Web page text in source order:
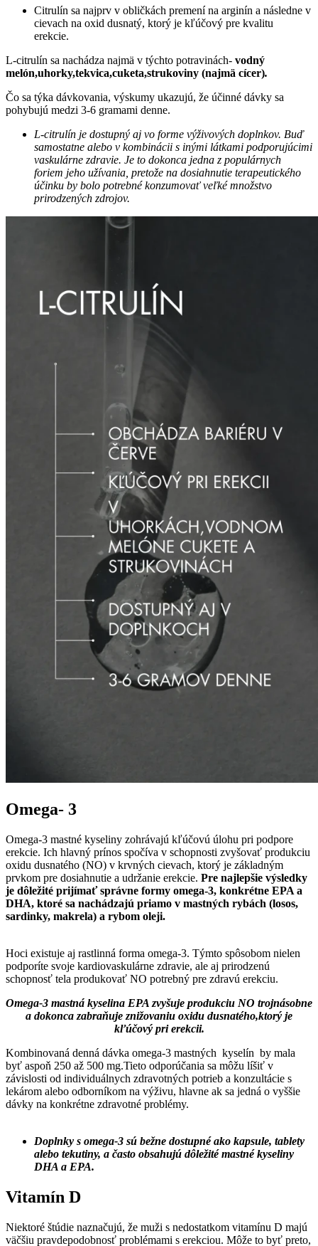
Citrulín sa najprv v obličkách premení na arginín a následne v
cievach na oxid dusnatý, ktorý je kľúčový pre kvalitu
erekcie.
L-citrulín sa nachádza najmä v týchto potravinách- vodný
melón,uhorky,tekvica,cuketa,strukoviny (najmä cícer).
Čo sa týka dávkovania, výskumy ukazujú, že účinné dávky sa
pohybujú medzi 3-6 gramami denne.
L-citrulín je dostupný aj vo forme výživových doplnkov. Buď
samostatne alebo v kombinácii s inými látkami podporujúcimi
vaskulárne zdravie. Je to dokonca jedna z populárnych
foriem jeho užívania, pretože na dosiahnutie terapeutického
účinku by bolo potrebné konzumovať veľké množstvo
prirodzených zdrojov.
Omega- 3
Omega-3 mastné kyseliny zohrávajú kľúčovú úlohu pri podpore
erekcie. Ich hlavný prínos spočíva v schopnosti zvyšovať produkciu
oxidu dusnatého (NO) v krvných cievach, ktorý je základným
prvkom pre dosiahnutie a udržanie erekcie. Pre najlepšie výsledky
je dôležité prijímať správne formy omega-3, konkrétne EPA a
DHA, ktoré sa nachádzajú priamo v mastných rybách (losos,
sardinky, makrela) a rybom oleji.
Hoci existuje aj rastlinná forma omega-3. Týmto spôsobom nielen
podporíte svoje kardiovaskulárne zdravie, ale aj prirodzenú
schopnosť tela produkovať NO potrebný pre zdravú erekciu.
Omega-3 mastná kyselina EPA zvyšuje produkciu NO trojnásobne
a dokonca zabraňuje znižovaniu oxidu dusnatého,ktorý je
kľúčový pri erekcii.
Kombinovaná denná dávka omega-3 mastných kyselín by mala
byť aspoň 250 až 500 mg.Tieto odporúčania sa môžu líšiť v
závislosti od individuálnych zdravotných potrieb a konzultácie s
lekárom alebo odborníkom na výživu, hlavne ak sa jedná o vyššie
dávky na konkrétne zdravotné problémy.
Doplnky s omega-3 sú bežne dostupné ako kapsule, tablety
alebo tekutiny, a často obsahujú dôležité mastné kyseliny
DHA a EPA.
Vitamín D
Niektoré štúdie naznačujú, že muži s nedostatkom vitamínu D majú
väčšiu pravdepodobnosť problémami s erekciou. Môže to byť preto,